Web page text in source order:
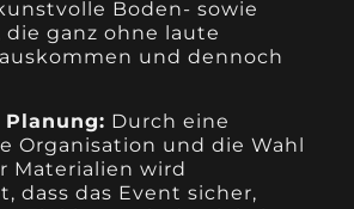
Boden- sowie
ganz ohne laute
und dennoch
Durch eine
Organisation und die Wahl
Materialien wird
dass das Event sicher,